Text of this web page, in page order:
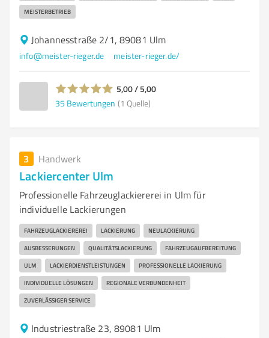
MEISTERBETRIEB
Johannesstraße 2/1, 89081 Ulm
info@meister-rieger.de meister-rieger.de/
5,00 / 5,00
35 Bewertungen (1 Quelle)
3 Handwerk
Lackiercenter Ulm
Professionelle Fahrzeuglackiererei in Ulm für
individuelle Lackierungen
FAHRZEUGLACKIEREREI LACKIERUNG NEULACKIERUNG
AUSBESSERUNGEN QUALITÄTSLACKIERUNG FAHRZEUGAUFBEREITUNG
ULM LACKIERDIENSTLEISTUNGEN PROFESSIONELLE LACKIERUNG
INDIVIDUELLE LÖSUNGEN REGIONALE VERBUNDENHEIT
ZUVERLÄSSIGER SERVICE
Industriestraße 23, 89081 Ulm